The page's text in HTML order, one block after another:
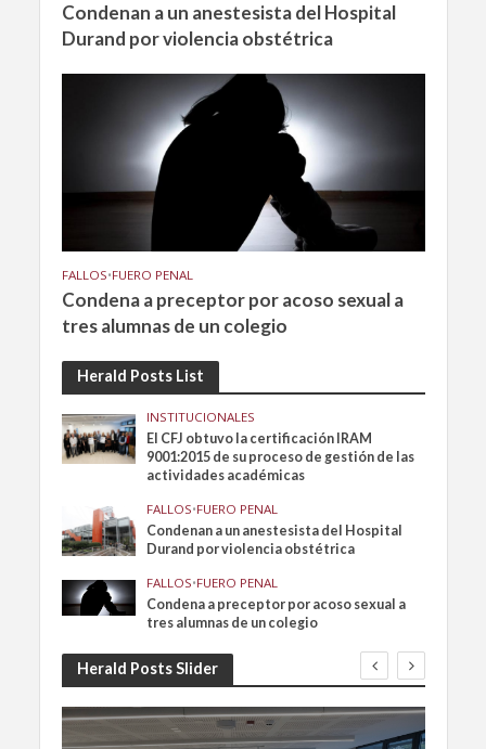
Condenan a un anestesista del Hospital
Durand por violencia obstétrica
FALLOS•FUERO PENAL
Condena a preceptor por acoso sexual a
tres alumnas de un colegio
Herald Posts List
INSTITUCIONALES
El CFJ obtuvo la certificación IRAM
9001:2015 de su proceso de gestión de las
actividades académicas
FALLOS•FUERO PENAL
Condenan a un anestesista del Hospital
Durand por violencia obstétrica
FALLOS•FUERO PENAL
Condena a preceptor por acoso sexual a
tres alumnas de un colegio
Herald Posts Slider